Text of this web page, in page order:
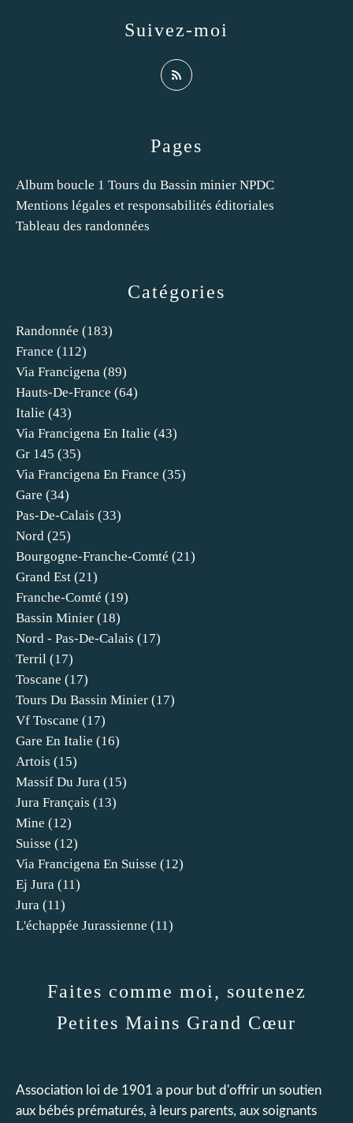
Catégories
Randonnée (183)
France (112)
Via Francigena (89)
Hauts-De-France (64)
Italie (43)
Via Francigena En Italie (43)
Gr 145 (35)
Via Francigena En France (35)
Gare (34)
Pas-De-Calais (33)
Nord (25)
Bourgogne-Franche-Comté (21)
Grand Est (21)
Franche-Comté (19)
Bassin Minier (18)
Nord - Pas-De-Calais (17)
Terril (17)
Toscane (17)
Tours Du Bassin Minier (17)
Vf Toscane (17)
Gare En Italie (16)
Artois (15)
Massif Du Jura (15)
Jura Français (13)
Mine (12)
Suisse (12)
Via Francigena En Suisse (12)
Ej Jura (11)
Jura (11)
L'échappée Jurassienne (11)
Pages
Album boucle 1 Tours du Bassin minier NPDC
Mentions légales et responsabilités éditoriales
Tableau des randonnées
Suivez-moi
Faites comme moi, soutenez
Petites Mains Grand Cœur
Association loi de 1901 a pour but d'offrir un soutien
aux bébés prématurés, à leurs parents, aux soignants